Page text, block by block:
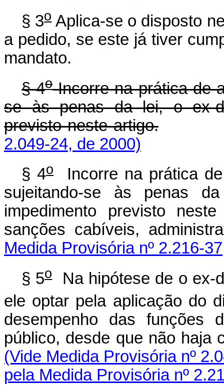
§ 3oAplica-se o disposto
a pedido, se este já tiver
mandato.
§ 4oIncorre na prática de
se às penas da lei, o ex-
previsto neste artigo.
2.049-24, de 2000)
§ 4oIncorre na prática de
sujeitando-se às penas
impedimento previsto
sanções cabíveis,
Medida Provisória nº 2.216-
§ 5oNa hipótese de o ex-
ele optar pela aplicação do
desempenho das funções
público, desde que
(Vide Medida Provisória nº
pela Medida Provisória nº